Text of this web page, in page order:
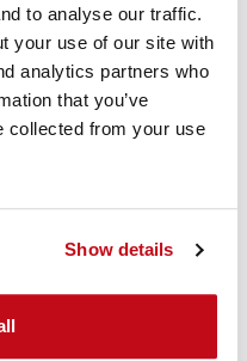
to analyse our traffic.
your use of our site with
analytics partners who
that you’ve
collected from your use
Show details
und während des
nachteilig auf die
Dies ist zum Beispiel
Klimazonen
herrschende
werden,
wurde,